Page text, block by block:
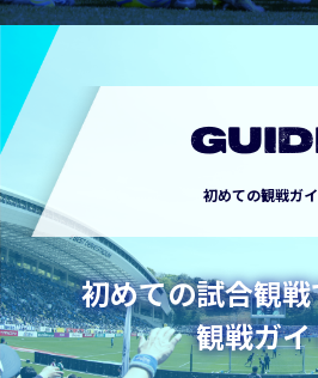
初めての観戦ガ
初めての試合観
観戦ガ